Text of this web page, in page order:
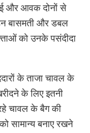
और आवक दोनों से
बासमती और डबल
को उनके पसंदीदा
के ताजा चावल के
के लिए इतनी
रहे चावल के बैग की
सामान्य बनाए रखने